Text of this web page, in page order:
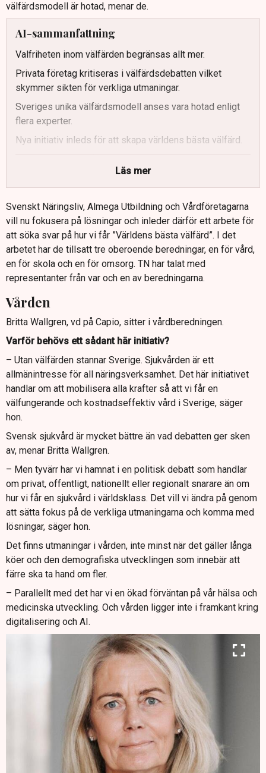
välfärdsmodell är hotad, menar de.
AI-sammanfattning
Valfriheten inom välfärden begränsas allt mer.
Privata företag kritiseras i välfärdsdebatten vilket
skymmer sikten för verkliga utmaningar.
Sveriges unika välfärdsmodell anses vara hotad enligt
flera experter.
Nya initiativ inleds för att skapa världens bästa välfärd.
driftsformer.
Läs mer
Svenskt Näringsliv, Almega Utbildning och Vårdföretagarna
vill nu fokusera på lösningar och inleder därför ett arbete för
att söka svar på hur vi får ”Världens bästa välfärd”. I det
arbetet har de tillsatt tre oberoende beredningar, en för vård,
en för skola och en för omsorg. TN har talat med
representanter från var och en av beredningarna.
Vården
Britta Wallgren, vd på Capio, sitter i vårdberedningen.
Varför behövs ett sådant här initiativ?
– Utan välfärden stannar Sverige. Sjukvården är ett
allmänintresse för all näringsverksamhet. Det här initiativet
handlar om att mobilisera alla krafter så att vi får en
välfungerande och kostnadseffektiv vård i Sverige, säger
hon.
Svensk sjukvård är mycket bättre än vad debatten ger sken
av, menar Britta Wallgren.
– Men tyvärr har vi hamnat i en politisk debatt som handlar
om privat, offentligt, nationellt eller regionalt snarare än om
hur vi får en sjukvård i världsklass. Det vill vi ändra på genom
att sätta fokus på de verkliga utmaningarna och komma med
lösningar, säger hon.
Det finns utmaningar i vården, inte minst när det gäller långa
köer och den demografiska utvecklingen som innebär att
färre ska ta hand om fler.
– Parallellt med det har vi en ökad förväntan på vår hälsa och
medicinska utveckling. Och vården ligger inte i framkant kring
digitalisering och AI.